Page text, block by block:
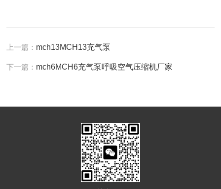
上一篇： mch13MCH13充气泵
下一篇： mch6MCH6充气泵呼吸空气压缩机厂家